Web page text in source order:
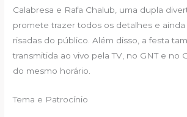
Calabresa e Rafa Chalub, uma dupla
promete trazer todos os detalhes e ainda
risadas do público. Além disso, a festa
transmitida ao vivo pela TV, no GNT e no
do mesmo horário.
Tema e Patrocínio